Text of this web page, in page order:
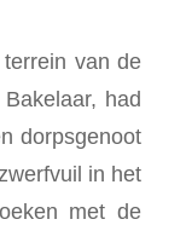
van de
had
dorpsgenoot
in het
met de